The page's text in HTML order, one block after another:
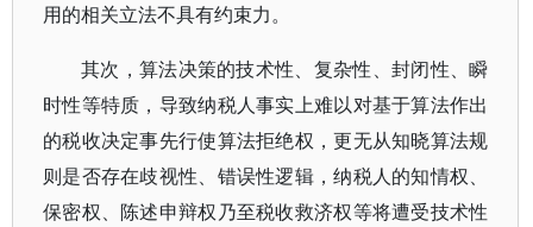
用的相关立法不具有约束力。
其次，算法决策的技术性、复杂性、封闭性、瞬
时性等特质，导致纳税人事实上难以对基于算法作出
的税收决定事先行使算法拒绝权，更无从知晓算法规
则是否存在歧视性、错误性逻辑，纳税人的知情权、
保密权、陈述申辩权乃至税收救济权等将遭受技术性